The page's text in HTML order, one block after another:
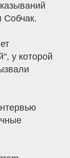
Собчак.
у которой